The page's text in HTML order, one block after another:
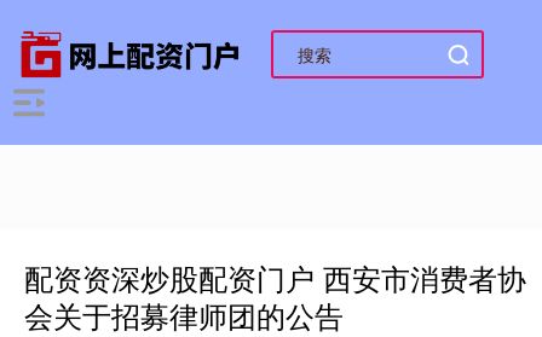
配资资深炒股配资门户 西安市消费者协
会关于招募律师团的公告